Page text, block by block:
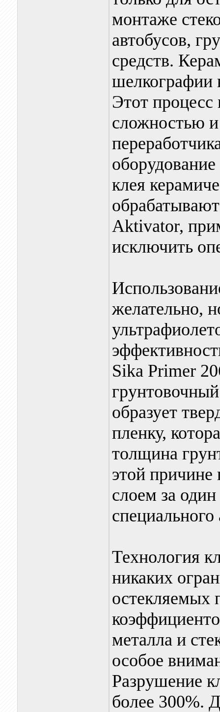
монтаже
автобусов,
средств.
шелкографии
Этот процесс
сложностью
клея
Aktivator,
исключить
желательно,
Sika Primer
образует
пленку,
толщина
этой
слоем за
Технология
никаких
остекляемых
металла и
особое
Разрушение
более 300%.